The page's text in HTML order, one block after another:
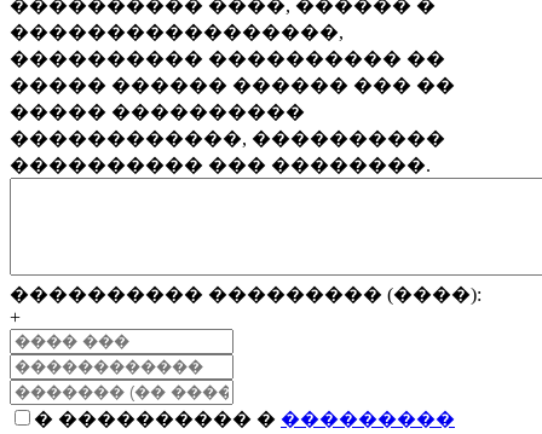
���������� ����, ������ �
�����������������,
���������� ���������� ��
����� ������ ������ ��� ��
����� ����������
������������, ����������
���������� ��� ��������.
���������� ��������� (����):
+
� ���������� � ���������